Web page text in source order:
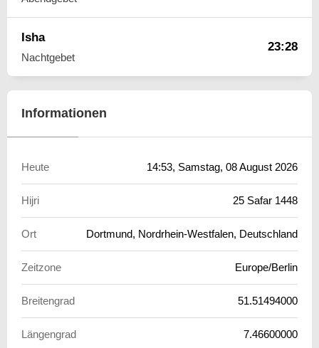
Isha
Nachtgebet
23:28
Informationen
Heute 14:53, Samstag, 08 August 2026
Hijri 25 Safar 1448
Ort Dortmund, Nordrhein-Westfalen, Deutschland
Zeitzone Europe/Berlin
Breitengrad 51.51494000
Längengrad 7.46600000